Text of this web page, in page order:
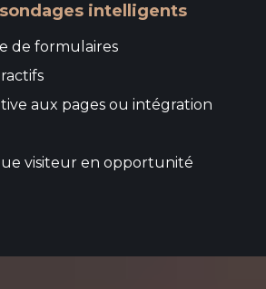
intelligents
de formulaires
aux pages ou intégration
visiteur en opportunité